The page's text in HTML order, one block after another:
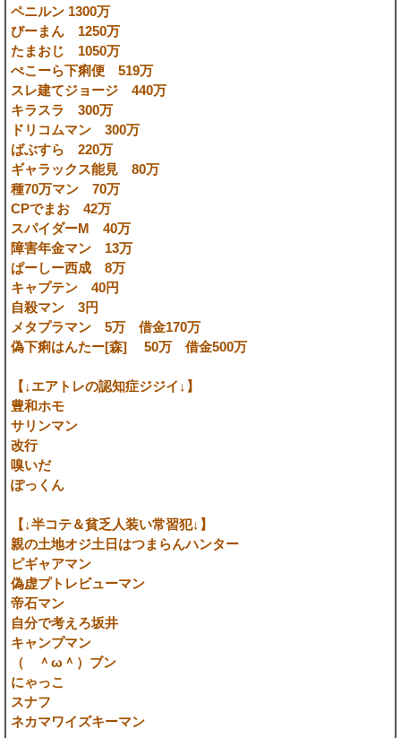
ペニルン 1300万
びーまん 1250万
たまおじ 1050万
ぺこーら下痢便 519万
スレ建てジョージ 440万
キラスラ 300万
ドリコムマン 300万
ばぶすら 220万
ギャラックス能見 80万
種70万マン 70万
CPでまお 42万
スパイダーM 40万
障害年金マン 13万
ぱーしー西成 8万
キャプテン 40円
自殺マン 3円
メタプラマン 5万 借金170万
偽下痢はんたー[森] 50万 借金500万
【↓エアトレの認知症ジジイ↓】
豊和ホモ
サリンマン
改行
嗅いだ
ぽっくん
【↓半コテ＆貧乏人装い常習犯↓】
親の土地オジ土日はつまらんハンター
ピギャアマン
偽虚プトレビューマン
帝石マン
自分で考えろ坂井
キャンプマン
（ ＾ω＾）ブン
にゃっこ
スナフ
ネカマワイズキーマン